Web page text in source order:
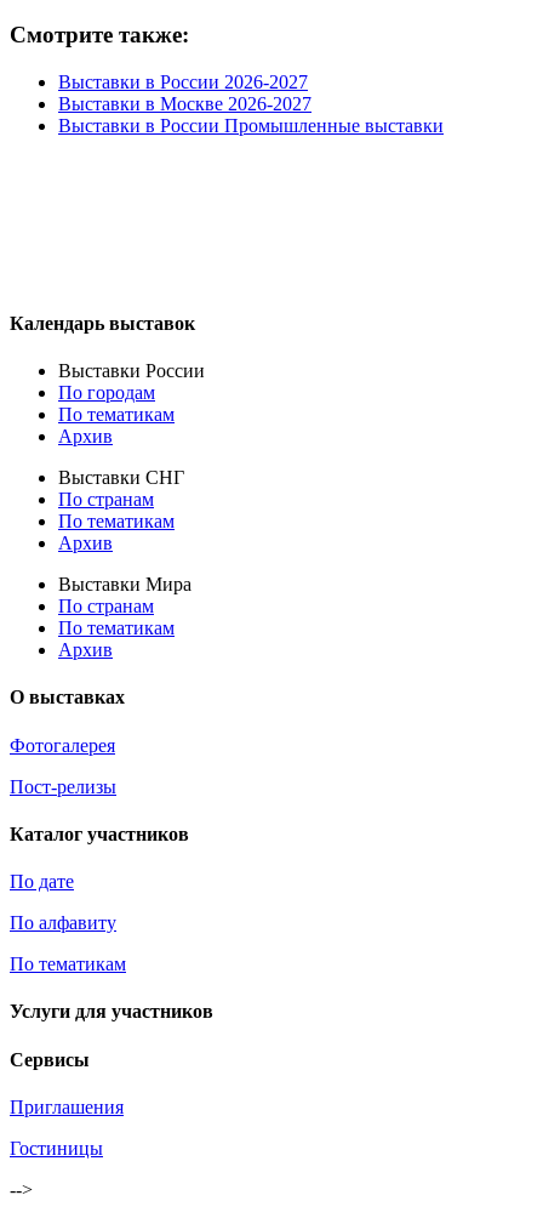
Смотрите также:
Выставки в России 2026-2027
Выставки в Москве 2026-2027
Выставки в России Промышленные выставки
Календарь выставок
Выставки России
По городам
По тематикам
Архив
Выставки СНГ
По странам
По тематикам
Архив
Выставки Мира
По странам
По тематикам
Архив
О выставках
Фотогалерея
Пост-релизы
Каталог участников
По дате
По алфавиту
По тематикам
Услуги для участников
Сервисы
Приглашения
Гостиницы
-->